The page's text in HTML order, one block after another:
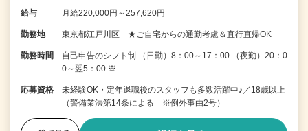
給与 月給220,000円～257,620円
勤務地 東京都江戸川区 ★ご自宅からの通勤考慮＆直行直帰OK
勤務時間
自己申告のシフト制 （日勤）8：00～17：00 （夜勤）20：0
0～翌5：00 ※…
応募資格
未経験OK・定年退職後のスタッフも多数活躍中♪／18歳以上
（警備業法第14条による ※例外事由2号）